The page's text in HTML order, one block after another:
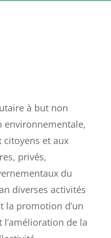
à but non
environnementale,
citoyens et aux
privés,
du
diverses activités
la promotion d’un
de la